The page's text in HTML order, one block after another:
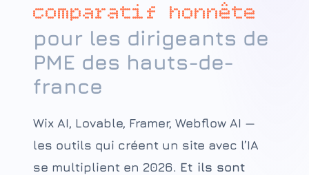
comparatif honnête
pour les dirigeants de
PME des hauts-de-
france
Wix AI, Lovable, Framer, Webflow AI —
les outils qui créent un site avec l’IA
se multiplient en 2026. Et ils sont